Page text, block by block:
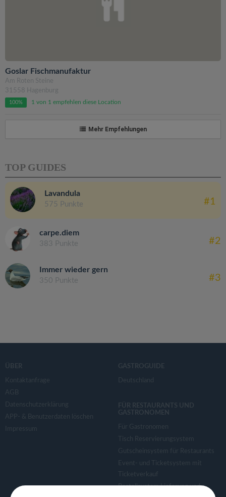
Goslar Fischmanufaktur
Am Roten Steine
31558 Hagenburg
100% 1 von 1 empfehlen diese Location
Mehr Empfehlungen
TOP GUIDES
Lavandula
575 Punkte #1
carpe.diem
383 Punkte #2
Immer wieder gern
350 Punkte #3
ÜBER
Kontaktanfrage
AGB
Datenschutzerklärung
APP- & Benutzerdaten löschen
Impressum
GASTROGUIDE
Deutschland
FÜR RESTAURANTS UND
GASTRONOMEN
Für Gastronomen
Tisch Reservierungsystem
Gutscheinsystem für Restaurants
Event- und Ticketsystem mit
Ticketverkauf
Bestellsystem Lieferung und